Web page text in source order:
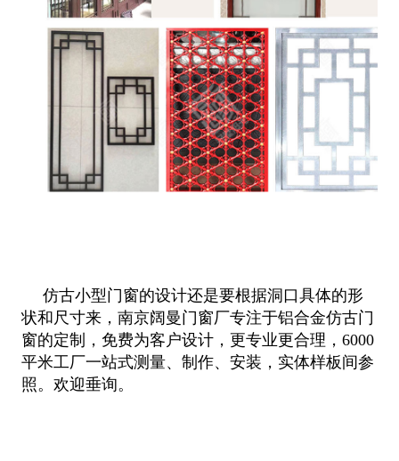
仿古小型门窗的设计还是要根据洞口具体的形
状和尺寸来，南京阔曼门窗厂专注于铝合金仿古门
窗的定制，免费为客户设计，更专业更合理，6000
平米工厂一站式测量、制作、安装，实体样板间参
照。欢迎垂询。